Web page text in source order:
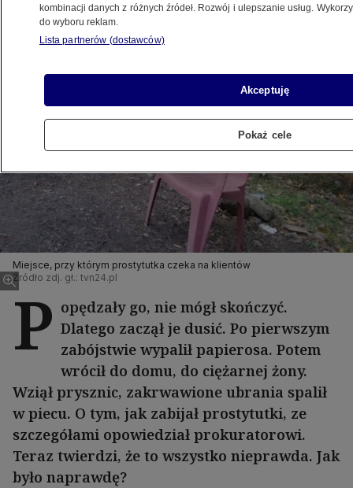
Posłuchaj artykułu
Miejsce, przy którym prostytutka czeka na klientów
Źródło zdj. gł.: tvn24.pl
P opędzały go, nie mógł skończyć.
Dlatego zaczął je dusić. Po pierwszym
zabójstwie wypalił papierosa. Potem
wrócił do domu, do ciężarnej żony.
Wziął prysznic, zakrwawione ubrania spalił
w piecu. O tym, jak zabijał prostytutki, ze
szczegółami opowiedział prokuratorowi.
Teraz twierdzi, że to wszystko nieprawda. Jak
było naprawdę?
kombinacji danych z różnych źródeł. Rozwój i ulepszanie usług.
do wyboru reklam.
Lista partnerów (dostawców)
Akceptuję
Pokaż cele